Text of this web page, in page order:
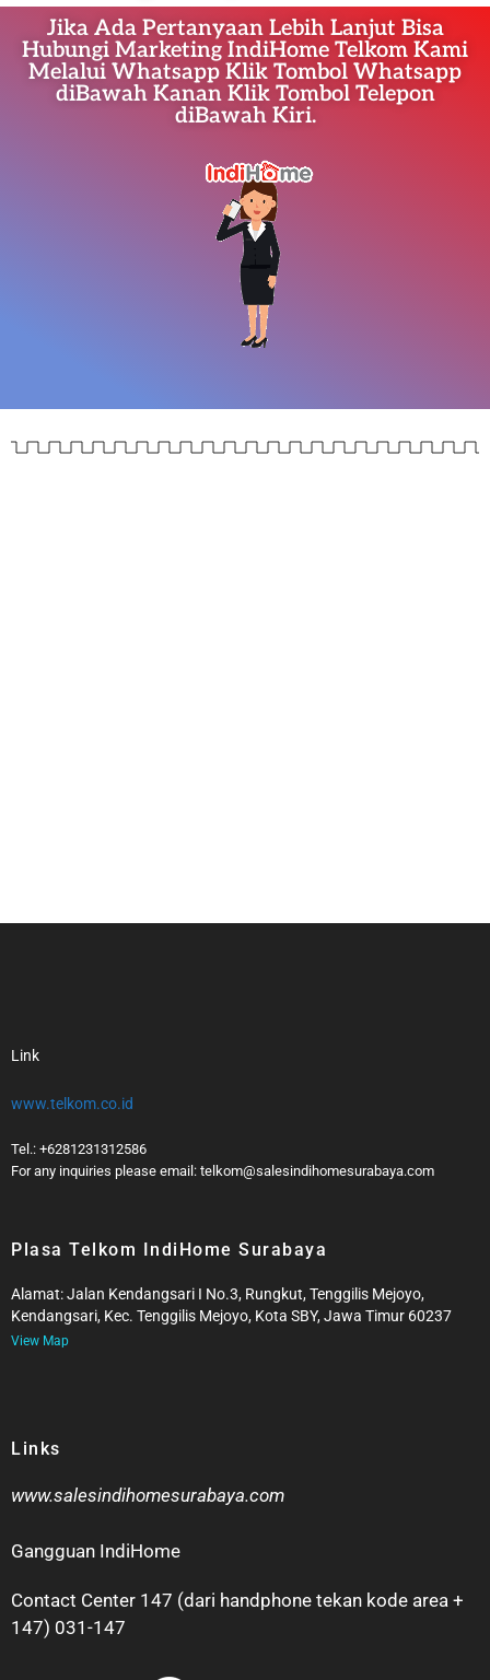
Jika Ada Pertanyaan Lebih Lanjut Bisa
Hubungi Marketing IndiHome Telkom Kami
Melalui Whatsapp Klik Tombol Whatsapp
diBawah Kanan Klik Tombol Telepon
diBawah Kiri.
Link
www.telkom.co.id
Tel.: +6281231312586
For any inquiries please email: telkom@salesindihomesurabaya.com​
Plasa Telkom IndiHome Surabaya
Alamat: Jalan Kendangsari I No.3, Rungkut, Tenggilis Mejoyo,
Kendangsari, Kec. Tenggilis Mejoyo, Kota SBY, Jawa Timur 60237
View Map
Links
www.salesindihomesurabaya.com​
Gangguan IndiHome
Contact Center 147 (dari handphone tekan kode area +
147) 031-147